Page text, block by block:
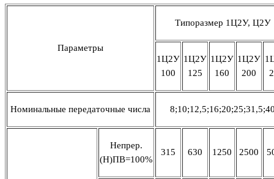
Параметры
Типоразмер 1Ц2У, Ц2У
1Ц2У
100
1Ц2У
125
1Ц2У
160
1Ц2У
200
Номинальные передаточные числа
Непрер.
(Н)ПВ=100%
315 630 1250 2500